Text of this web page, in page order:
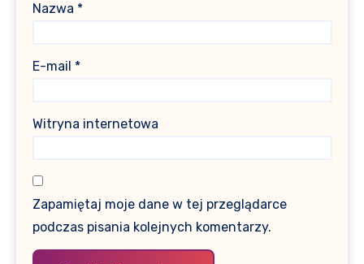
Nazwa *
E-mail *
Witryna internetowa
Zapamiętaj moje dane w tej przeglądarce
podczas pisania kolejnych komentarzy.